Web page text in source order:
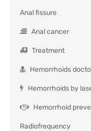
Anal fissure
Anal cancer
Treatment
Hemorrhoids
Hemorrhoids by
Hemorrhoid
Radiofrequency